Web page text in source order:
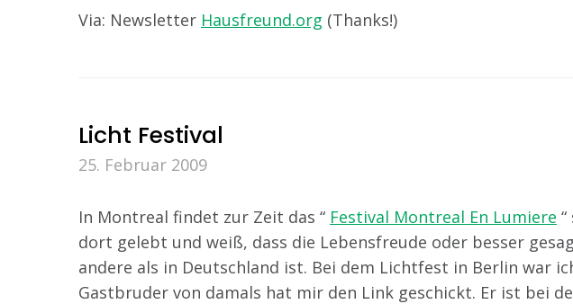
Via: Newsletter Hausfreund.org (Thanks!)
Licht Festival
25. Februar 2009
In Montreal findet zur Zeit das “ Festival Montreal En Lumiere
dort gelebt und weiß, dass die Lebensfreude oder besser
andere als in Deutschland ist. Bei dem Lichtfest in Berlin war
Gastbruder von damals hat mir den Link geschickt. Er ist bei